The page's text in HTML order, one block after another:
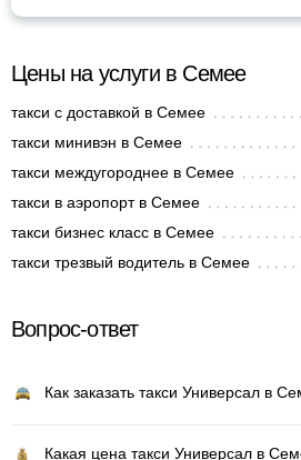
Цены на услуги в Семее
такси с доставкой в Семее
такси минивэн в Семее
такси междугороднее в Семее
такси в аэропорт в Семее
такси бизнес класс в Семее
такси трезвый водитель в Семее
Вопрос-ответ
Как заказать такси Универсал в
Какая цена такси Универсал в